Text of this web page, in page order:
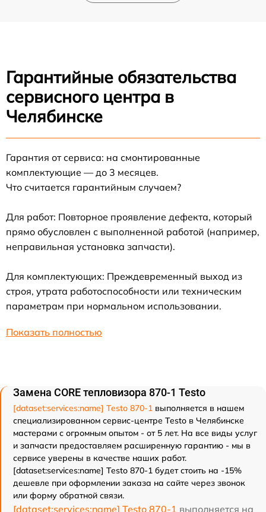
Гарантийные обязательства
сервисного центра в
Челябинске
Гарантия от сервиса: на смонтированные
комплектующие — до 3 месяцев.
Что считается гарантийным случаем?
Для работ: Повторное проявление дефекта, который
прямо обусловлен с выполненной работой (например,
неправильная установка запчасти).
Для комплектующих: Преждевременный выход из
строя, утрата работоспособности или техническим
параметрам при нормальном использовании.
Показать полностью
Замена CORE тепловизора 870-1 Testo
[dataset:services:name] Testo 870-1 выполняется в нашем
специализированном сервис-центре Testo в Челябинске
мастерами с огромным опытом - от 5 лет. На все виды услуг
и запчасти предоставляем расширенную гарантию - мы в
сервисе уверены в качестве наших работ.
[dataset:services:name] Testo 870-1 будет стоить на -15%
дешевле при оформлении заказа на сайте через звонок
или форму обратной связи.
[dataset:services:name] Testo 870-1 выполняется на